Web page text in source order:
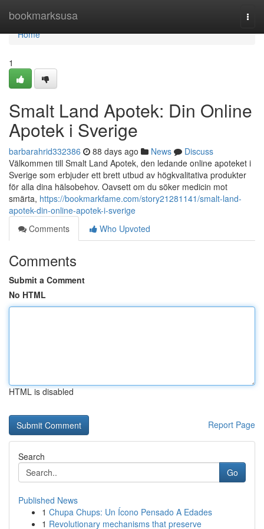
bookmarksusa
Home
Home
1
Smalt Land Apotek: Din Online
Apotek i Sverige
barbarahrid332386 88 days ago News
Discuss
Välkommen till Smalt Land Apotek, den ledande online apoteket i
Sverige som erbjuder ett brett utbud av högkvalitativa produkter
för alla dina hälsobehov. Oavsett om du söker medicin mot
smärta, https://bookmarkfame.com/story21281141/smalt-land-
apotek-din-online-apotek-i-sverige
Comments
Who Upvoted
Comments
Submit a Comment
No HTML
HTML is disabled
Report Page
Search
Go
Published News
1 Chupa Chups: Un Ícono Pensado A Edades
1 Revolutionary mechanisms that preserve